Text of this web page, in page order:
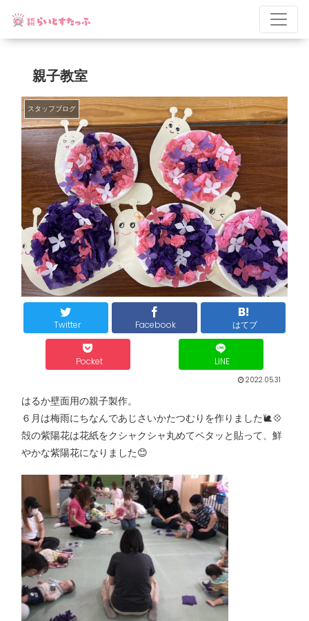
親子教室
スタッフブログ
Twitter Facebook はてブ
Pocket LINE
2022.05.31
はるか壁面用の親子製作。
６月は梅雨にちなんであじさいかたつむりを作りました🐌💠
殻の紫陽花は花紙をクシャクシャ丸めてペタッと貼って、鮮
やかな紫陽花になりました😊